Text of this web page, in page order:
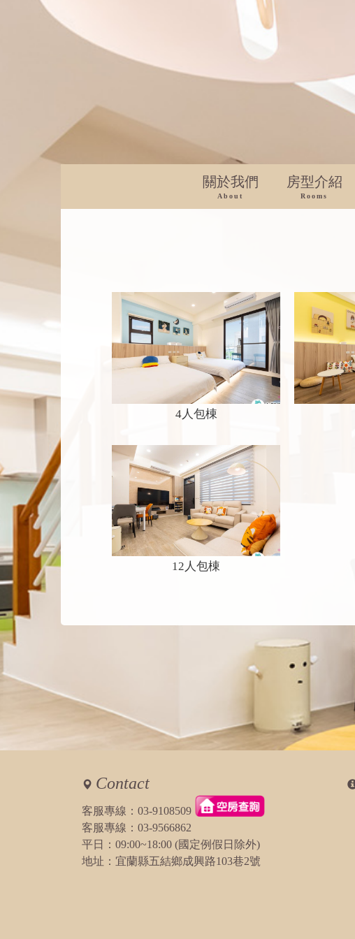
關於我們
About
房型介紹
Rooms
4人包棟
12人包棟
Contact
客服專線： 03-9108509
客服專線： 03-9566862
平日：09:00~18:00 (國定例假日除外)
地址：宜蘭縣五結鄉成興路103巷2號